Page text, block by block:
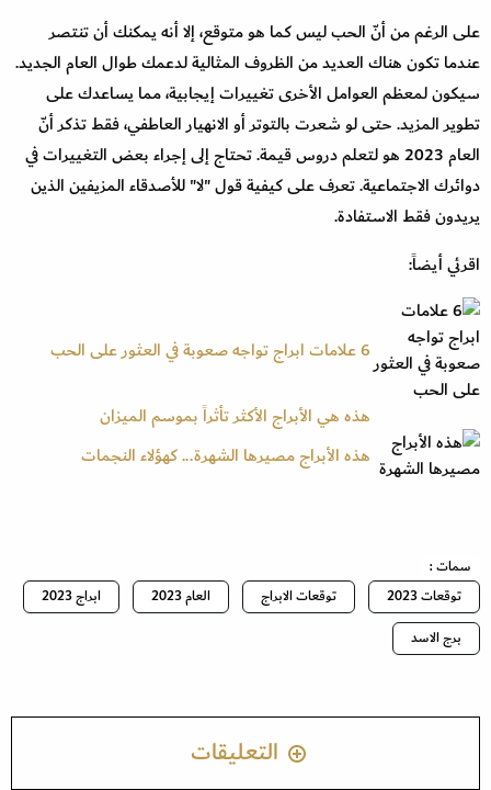
على الرغم من أنّ الحب ليس كما هو متوقع، إلا أنه يمكنك أن تنتصر
عندما تكون هناك العديد من الظروف المثالية لدعمك طوال العام الجديد.
سيكون لمعظم العوامل الأخرى تغييرات إيجابية، مما يساعدك على
تطوير المزيد. حتى لو شعرت بالتوتر أو الانهيار العاطفي، فقط تذكر أنّ
العام 2023 هو لتعلم دروس قيمة. تحتاج إلى إجراء بعض التغييرات في
دوائرك الاجتماعية. تعرف على كيفية قول "لا" للأصدقاء المزيفين الذين
يريدون فقط الاستفادة.
اقرئي أيضاً:
6 علامات ابراج تواجه صعوبة في العثور على الحب
هذه هي الأبراج الأكثر تأثراً بموسم الميزان
هذه الأبراج مصيرها الشهرة... كهؤلاء النجمات
سمات :
توقعات 2023
توقعات الابراج العام 2023
ابراج 2023
برج الاسد
التعليقات